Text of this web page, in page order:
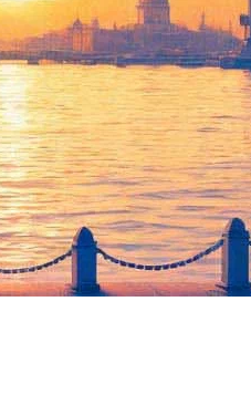
выступления
продолжит свой